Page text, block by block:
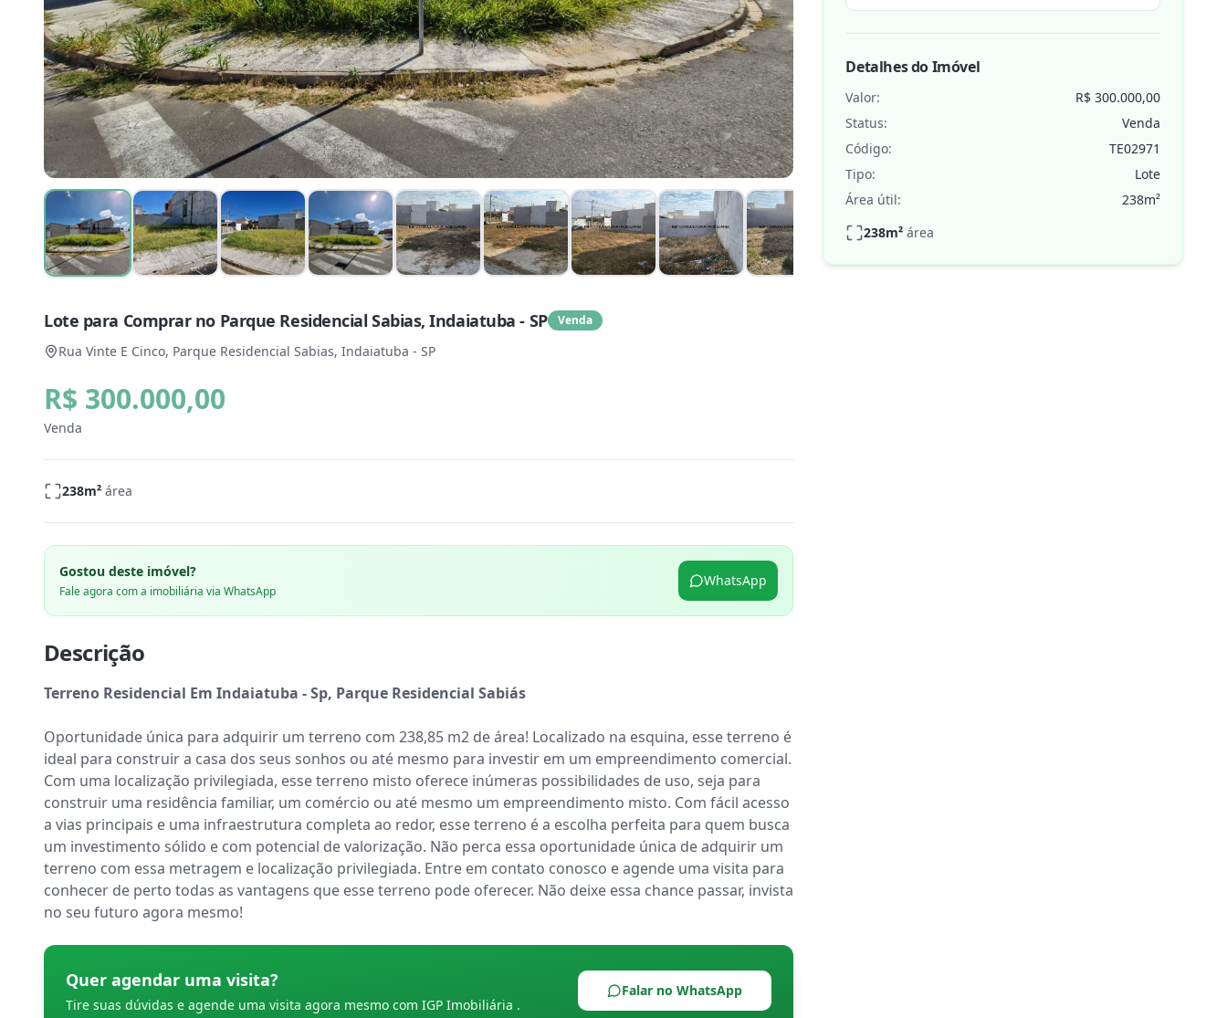
Lote para Comprar no Parque Residencial Sabias, Indaiatuba - SP Venda
Rua Vinte E Cinco, Parque Residencial Sabias, Indaiatuba - SP
R$ 300.000,00
Venda
238m² área
Gostou deste imóvel?
Fale agora com a imobiliária via WhatsApp
WhatsApp
Descrição
Terreno Residencial Em Indaiatuba - Sp, Parque Residencial Sabiás
Oportunidade única para adquirir um terreno com 238,85 m2 de área! Localizado na esquina, esse terreno é
ideal para construir a casa dos seus sonhos ou até mesmo para investir em um empreendimento comercial.
Com uma localização privilegiada, esse terreno misto oferece inúmeras possibilidades de uso, seja para
construir uma residência familiar, um comércio ou até mesmo um empreendimento misto. Com fácil acesso
a vias principais e uma infraestrutura completa ao redor, esse terreno é a escolha perfeita para quem busca
um investimento sólido e com potencial de valorização. Não perca essa oportunidade única de adquirir um
terreno com essa metragem e localização privilegiada. Entre em contato conosco e agende uma visita para
conhecer de perto todas as vantagens que esse terreno pode oferecer. Não deixe essa chance passar, invista
no seu futuro agora mesmo!
Quer agendar uma visita?
Tire suas dúvidas e agende uma visita agora mesmo com IGP Imobiliária .
Falar no WhatsApp
Detalhes do Imóvel
Valor:
R$ 300.000,00
Status:
Venda
Código:
TE02971
Tipo:
Lote
Área útil:
238m²
238m² área